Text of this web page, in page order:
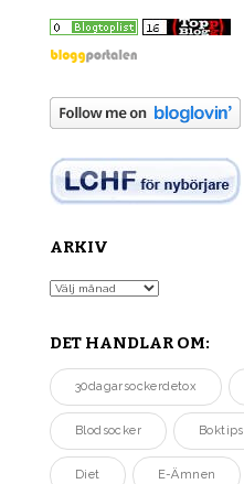
ARKIV
Arkiv
DET HANDLAR OM:
30dagarsockerdetox
Blodsocker Boktips
Diet E-Ämnen